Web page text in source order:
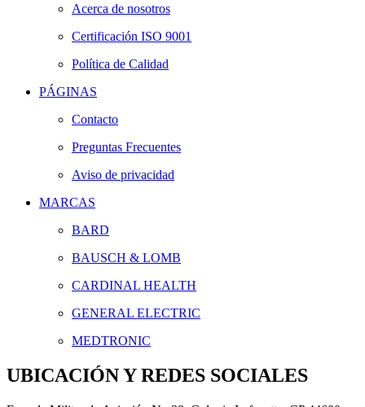
Acerca de nosotros
Certificación ISO 9001
Política de Calidad
PÁGINAS
Contacto
Preguntas Frecuentes
Aviso de privacidad
MARCAS
BARD
BAUSCH & LOMB
CARDINAL HEALTH
GENERAL ELECTRIC
MEDTRONIC
UBICACIÓN Y REDES SOCIALES